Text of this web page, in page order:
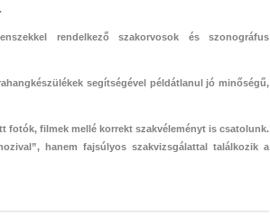
rendelkező szakorvosok és szonográfus
segítségével példátlanul jó minőségű,
fotók, filmek mellé korrekt szakvéleményt is csatolunk.
hanem fajsúlyos szakvizsgálattal találkozik a